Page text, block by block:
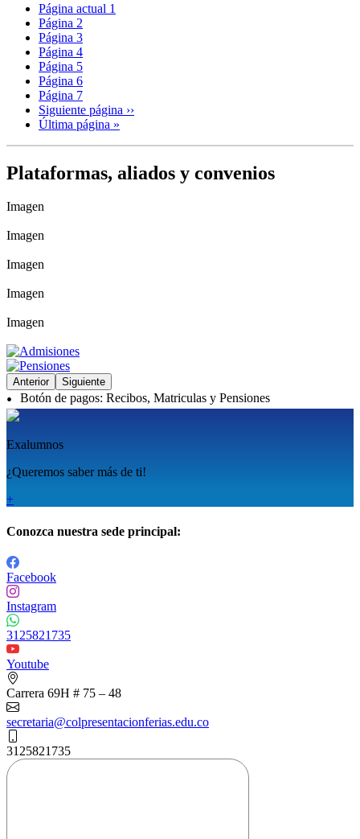
Página actual 1
Página 2
Página 3
Página 4
Página 5
Página 6
Página 7
Siguiente página ››
Última página »
Plataformas, aliados y convenios
Imagen
Imagen
Imagen
Imagen
Imagen
Anterior Siguiente
Botón de pagos: Recibos, Matriculas y Pensiones
Exalumnos
¿Queremos saber más de ti!
+
Conozca nuestra sede principal:
Facebook
Instagram
3125821735
Youtube
Carrera 69H # 75 – 48
secretaria@colpresentacionferias.edu.co
3125821735